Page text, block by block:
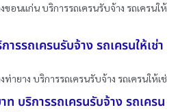
ขอนแก่น บริการรถเครนรับจ้าง รถเครนให้
รรถเครนรับจ้าง รถเครนให้เช่า
ายาง บริการรถเครนรับจ้าง รถเครนให้เช่
บริการรถเครนรับจ้าง รถเครน